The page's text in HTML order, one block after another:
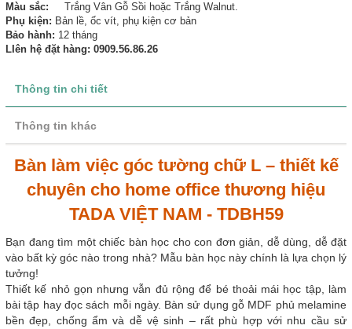
Màu sắc:
Trắng Vân Gỗ Sồi hoặc Trắng Walnut.
Phụ kiện: Bản lề, ốc vít, phụ kiện cơ bản
Bảo hành: 12 tháng
LIên hệ đặt hàng: 0909.56.86.26
Thông tin chi tiết
Thông tin khác
Bàn làm việc góc tường chữ L – thiết kế
chuyên cho home office thương hiệu
TADA VIỆT NAM - TDBH59
Bạn đang tìm một chiếc bàn học cho con đơn giản, dễ dùng, dễ đặt
vào bất kỳ góc nào trong nhà? Mẫu bàn học này chính là lựa chọn lý
tưởng!
Thiết kế nhỏ gọn nhưng vẫn đủ rộng để bé thoải mái học tập, làm
bài tập hay đọc sách mỗi ngày. Bàn sử dụng gỗ MDF phủ melamine
bền đẹp, chống ẩm và dễ vệ sinh – rất phù hợp với nhu cầu sử